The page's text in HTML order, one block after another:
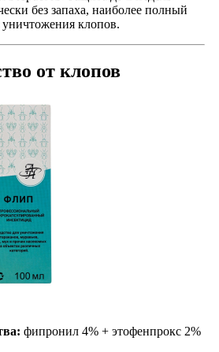
без запаха, наиболее полный
уничтожения клопов.
от клопов
фипронил 4% + этофенпрокс 2%